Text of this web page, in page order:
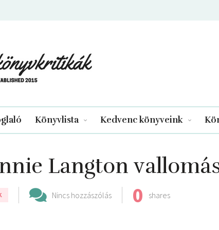
Könyvlista Kedvenc könyveink
Langton
Nincs hozzászólás 0 shares